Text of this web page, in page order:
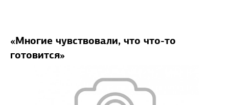
«Многие чувствовали, что что-то
готовится»